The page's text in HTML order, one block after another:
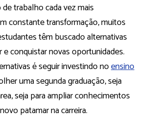
trabalho cada vez mais
constante transformação, muitos
têm buscado alternativas
e conquistar novas oportunidades.
é seguir investindo noensino
uma segunda graduação, seja
seja para ampliar conhecimentos
patamar na carreira.